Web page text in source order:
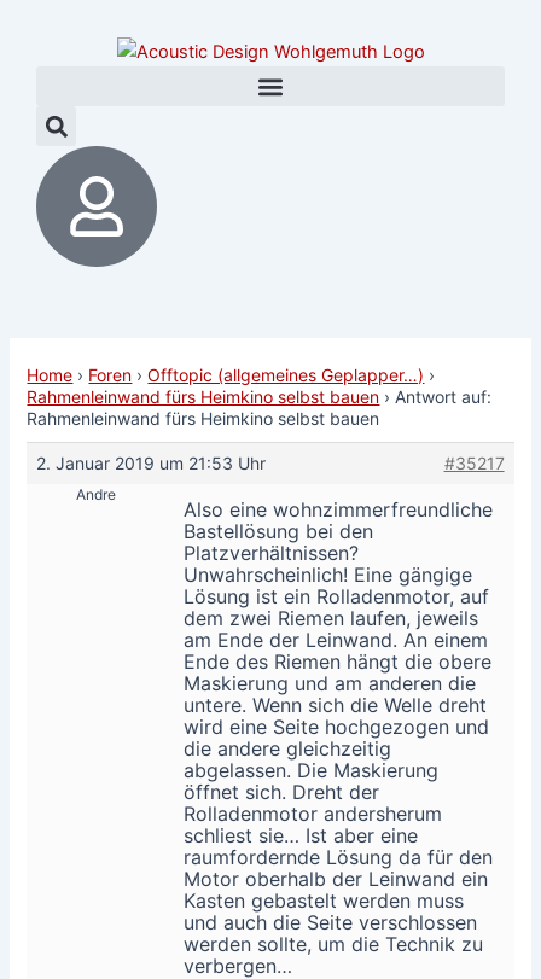
Home › Foren › Offtopic (allgemeines Geplapper…) ›
Rahmenleinwand fürs Heimkino selbst bauen › Antwort auf:
Rahmenleinwand fürs Heimkino selbst bauen
2. Januar 2019 um 21:53 Uhr #35217
Andre
Also eine wohnzimmerfreundliche
Bastellösung bei den
Platzverhältnissen?
Unwahrscheinlich! Eine gängige
Lösung ist ein Rolladenmotor, auf
dem zwei Riemen laufen, jeweils
am Ende der Leinwand. An einem
Ende des Riemen hängt die obere
Maskierung und am anderen die
untere. Wenn sich die Welle dreht
wird eine Seite hochgezogen und
die andere gleichzeitig
abgelassen. Die Maskierung
öffnet sich. Dreht der
Rolladenmotor andersherum
schliest sie… Ist aber eine
raumfordernde Lösung da für den
Motor oberhalb der Leinwand ein
Kasten gebastelt werden muss
und auch die Seite verschlossen
werden sollte, um die Technik zu
verbergen…